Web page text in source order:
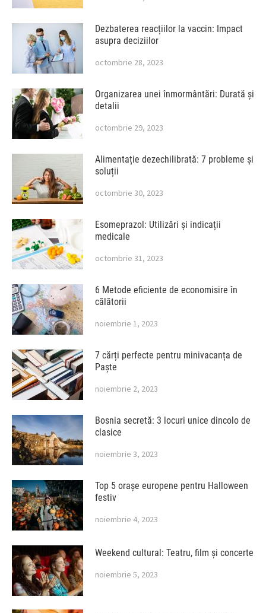
Dezbaterea reacțiilor la vaccin: Impact
asupra deciziilor
octombrie 28, 2023
Organizarea unei înmormântări: Durată și
detalii
octombrie 29, 2023
Alimentație dezechilibrată: 7 probleme și
soluții
octombrie 30, 2023
Esomeprazol: Utilizări și indicații
medicale
octombrie 31, 2023
6 Metode eficiente de economisire în
călătorii
noiembrie 1, 2023
7 cărți perfecte pentru minivacanța de
Paște
noiembrie 2, 2023
Bosnia secretă: 3 locuri unice dincolo de
clasice
noiembrie 3, 2023
Top 5 orașe europene pentru Halloween
festiv
noiembrie 4, 2023
Weekend cultural: Teatru, film și concerte
noiembrie 5, 2023